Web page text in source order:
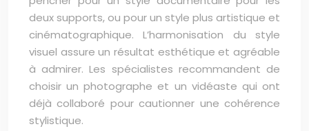
deux supports, ou pour un style plus artistique et
cinématographique. L’harmonisation du style
visuel assure un résultat esthétique et agréable
à admirer. Les spécialistes recommandent de
choisir un photographe et un vidéaste qui ont
déjà collaboré pour cautionner une cohérence
stylistique.